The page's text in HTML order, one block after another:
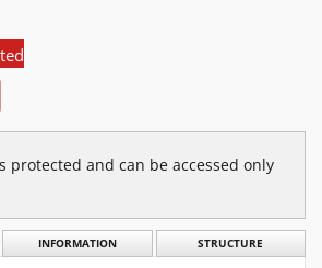
protected and can be accessed only
INFORMATION STRUCTURE